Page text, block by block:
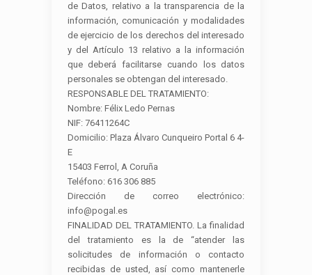
de Datos, relativo a la transparencia de la
información, comunicación y modalidades
de ejercicio de los derechos del interesado
y del Artículo 13 relativo a la información
que deberá facilitarse cuando los datos
personales se obtengan del interesado.
RESPONSABLE DEL TRATAMIENTO:
Nombre: Félix Ledo Pernas
NIF: 76411264C
Domicilio: Plaza Álvaro Cunqueiro Portal 6 4-
E
15403 Ferrol, A Coruña
Teléfono: 616 306 885
Dirección de correo electrónico:
info@pogal.es
FINALIDAD DEL TRATAMIENTO. La finalidad
del tratamiento es la de “atender las
solicitudes de información o contacto
recibidas de usted, así como mantenerle